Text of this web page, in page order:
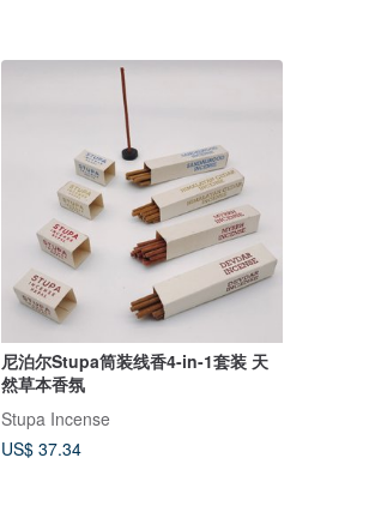
尼泊尔Stupa筒装线香4-in-1套装 天
然草本香氛
Stupa Incense
US$ 37.34